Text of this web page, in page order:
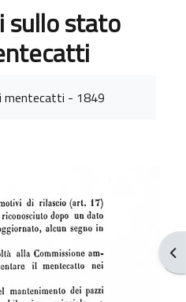
sullo stato
mentecatti - 1849